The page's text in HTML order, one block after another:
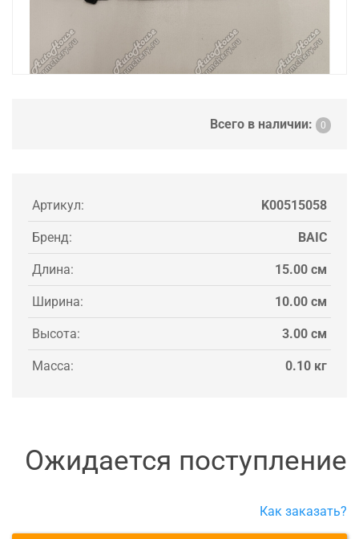
Всего в наличии: 0
Артикул: K00515058
Бренд: BAIC
Длина: 15.00 см
Ширина: 10.00 см
Высота: 3.00 см
Масса: 0.10 кг
Ожидается поступление
Как заказать?